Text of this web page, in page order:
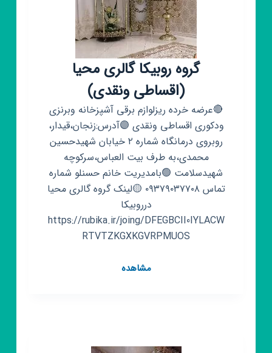
گروه روبیکا گالری محیا
(اقساطی ونقدی)
🔴عرضه خرده ریزلوازم برقی آشپزخانه وبرنزی
ودکوری اقساطی ونقدی 🟣آدرس:زنجان،قیدار،
روبروی درمانگاه شماره ۲ خیابان شهیدحسین
محمدی،به طرف بیت العباس،سرکوچه
شهیدسلامت 🟢بامدیریت خانم حسنلو شماره
تماس ۰۹۳۷۹۰۳۷۷۰۸ 🟡لینک گروه گالری محیا
درروبیکا
https://rubika.ir/joing/DFEGBCII0IYLACW
RTVTZKGXKGVRPMUOS
مشاهدهگروه